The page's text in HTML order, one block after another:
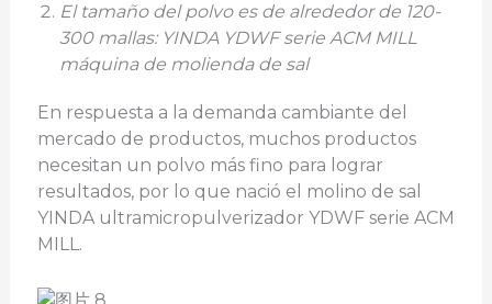
El tamaño del polvo es de alrededor de 120-
300 mallas: YINDA YDWF serie ACM MILL
máquina de molienda de sal
En respuesta a la demanda cambiante del
mercado de productos, muchos productos
necesitan un polvo más fino para lograr
resultados, por lo que nació el molino de sal
YINDA ultramicropulverizador YDWF serie ACM
MILL.